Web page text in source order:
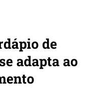
de
adapta ao